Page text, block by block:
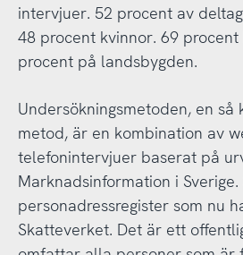
intervjuer. 52 procent av
48 procent kvinnor. 69
procent på landsbygden.
Undersökningsmetoden, en så
metod, är en kombination av
telefonintervjuer baserat på
Marknadsinformation i
personadressregister som nu
Skatteverket. Det är ett